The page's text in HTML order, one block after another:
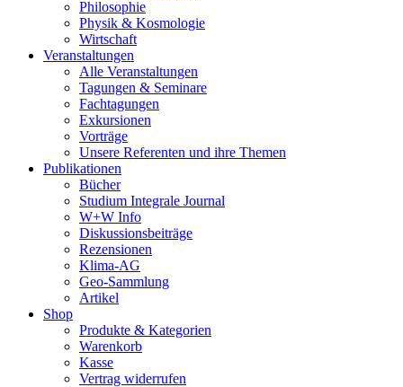
Philosophie
Physik & Kosmologie
Wirtschaft
Veranstaltungen
Alle Veranstaltungen
Tagungen & Seminare
Fachtagungen
Exkursionen
Vorträge
Unsere Referenten und ihre Themen
Publikationen
Bücher
Studium Integrale Journal
W+W Info
Diskussionsbeiträge
Rezensionen
Klima-AG
Geo-Sammlung
Artikel
Shop
Produkte & Kategorien
Warenkorb
Kasse
Vertrag widerrufen